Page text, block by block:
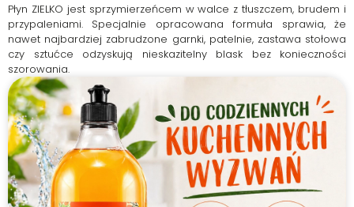
Płyn ZIELKO jest sprzymierzeńcem w walce z tłuszczem, brudem i
przypaleniami. Specjalnie opracowana formuła sprawia, że
nawet najbardziej zabrudzone garnki, patelnie, zastawa stołowa
czy sztućce odzyskują nieskazitelny blask bez konieczności
szorowania.